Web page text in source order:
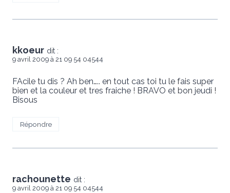
kkoeur dit :
9 avril 2009 à 21 09 54 04544
FAcile tu dis ? Ah ben….. en tout cas toi tu le fais super
bien et la couleur et tres fraiche ! BRAVO et bon jeudi !
Bisous
Répondre
rachounette dit :
9 avril 2009 à 21 09 54 04544